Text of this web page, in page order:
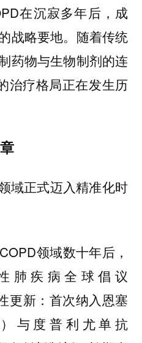
在沉寂多年后，成
战略要地。随着传统
药物与生物制剂的连
治疗格局正在发生历
域正式迈入精准化时
领域数十年后，
肺疾病全球倡议
更新：首次纳入恩塞
）与度普利尤单抗